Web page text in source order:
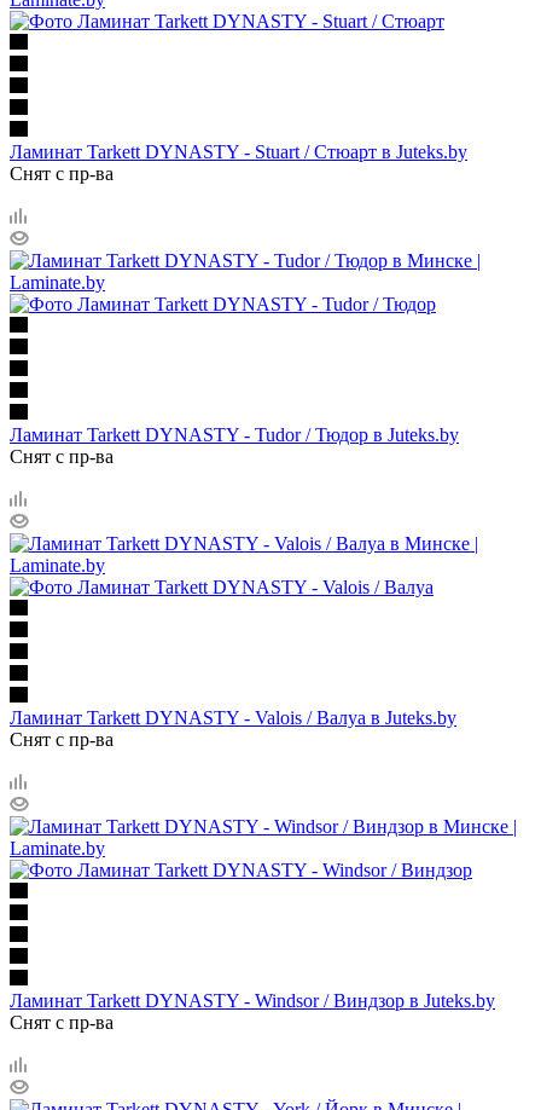
Ламинат Tarkett DYNASTY - Stuart / Стюарт в Juteks.by
Снят с пр-ва
Ламинат Tarkett DYNASTY - Tudor / Тюдор в Juteks.by
Снят с пр-ва
Ламинат Tarkett DYNASTY - Valois / Валуа в Juteks.by
Снят с пр-ва
Ламинат Tarkett DYNASTY - Windsor / Виндзор в Juteks.by
Снят с пр-ва